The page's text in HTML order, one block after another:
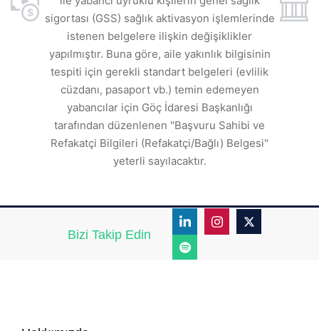
sigortası (GSS) sağlık aktivasyon işlemlerinde
istenen belgelere ilişkin değişiklikler
yapılmıştır. Buna göre, aile yakınlık bilgisinin
tespiti için gerekli standart belgeleri (evlilik
cüzdanı, pasaport vb.) temin edemeyen
yabancılar için Göç İdaresi Başkanlığı
tarafından düzenlenen "Başvuru Sahibi ve
Refakatçi Bilgileri (Refakatçi/Bağlı) Belgesi"
yeterli sayılacaktır.
Bizi Takip Edin